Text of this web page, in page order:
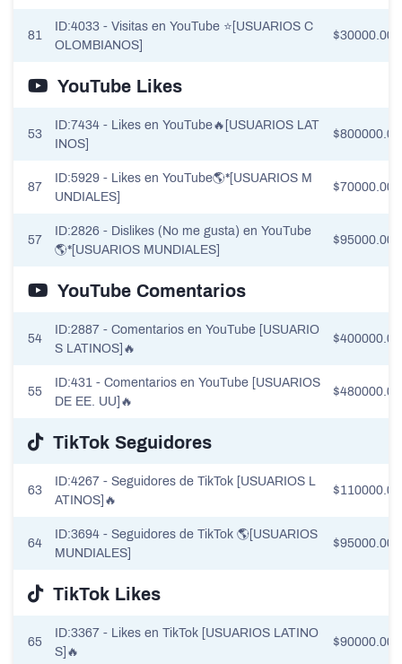
81
ID:4033 - Visitas en YouTube ⭐[USUARIOS C
OLOMBIANOS]
$30000.00
YouTube Likes
53
ID:7434 - Likes en YouTube🔥[USUARIOS LAT
INOS]
$800000.00
87
ID:5929 - Likes en YouTube🌎*[USUARIOS M
UNDIALES]
$70000.00
57
ID:2826 - Dislikes (No me gusta) en YouTube
🌎*[USUARIOS MUNDIALES]
$95000.00
YouTube Comentarios
54
ID:2887 - Comentarios en YouTube [USUARIO
S LATINOS]🔥
$400000.00
55
ID:431 - Comentarios en YouTube [USUARIOS
DE EE. UU]🔥
$480000.00
TikTok Seguidores
63
ID:4267 - Seguidores de TikTok [USUARIOS L
ATINOS]🔥
$110000.00
64
ID:3694 - Seguidores de TikTok 🌎[USUARIOS
MUNDIALES]
$95000.00
TikTok Likes
65
ID:3367 - Likes en TikTok [USUARIOS LATINO
S]🔥
$90000.00